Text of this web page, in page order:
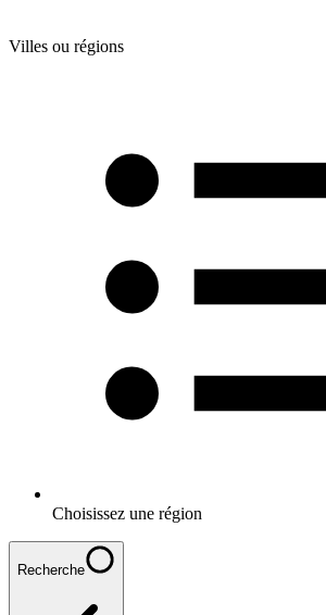
Villes ou régions
Choisissez une région
Recherche